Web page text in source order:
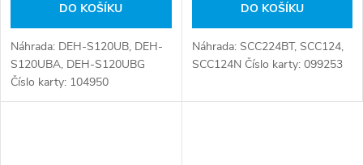
DO KOŠÍKU
Náhrada: DEH-S120UB, DEH-
S120UBA, DEH-S120UBG
Číslo karty: 104950
DO KOŠÍKU
Náhrada: SCC224BT, SCC124,
SCC124N Číslo karty: 099253